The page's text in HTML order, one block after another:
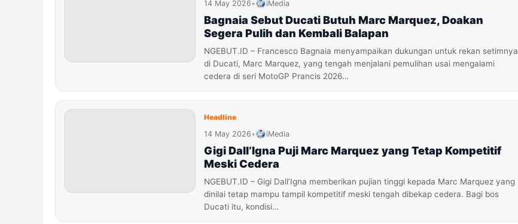
14 May 2026• iMedia
Bagnaia Sebut Ducati Butuh Marc Marquez, Doakan
Segera Pulih dan Kembali Balapan
NGEBUT.ID – Francesco Bagnaia menyampaikan dukungan untuk rekan setimnya
di Ducati, Marc Marquez, yang tengah menjalani pemulihan usai mengalami
cedera di seri MotoGP Prancis 2026…
Headline
14 May 2026• iMedia
Gigi Dall’Igna Puji Marc Marquez yang Tetap Kompetitif
Meski Cedera
NGEBUT.ID – Gigi Dall’Igna memberikan pujian tinggi kepada Marc Marquez yang
dinilai tetap mampu tampil kompetitif meski tengah dibekap cedera. Bagi bos
Ducati itu, kondisi…